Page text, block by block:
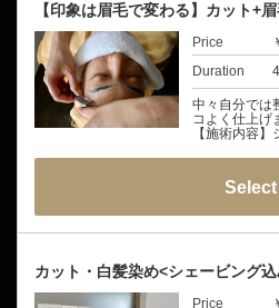
【印象は眉毛で変わる】カット+
Price
Duration
中々自分では
コよく仕上げ
【施術内容
Select
カット・白髪染め<シェービング
Price